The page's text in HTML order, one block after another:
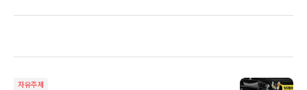
자유주제